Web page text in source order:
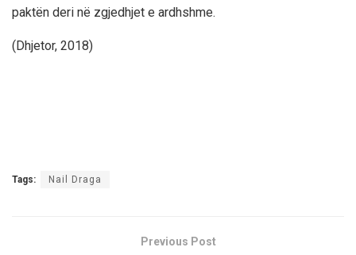
paktën deri në zgjedhjet e ardhshme.
(Dhjetor, 2018)
Tags: Nail Draga
Previous Post